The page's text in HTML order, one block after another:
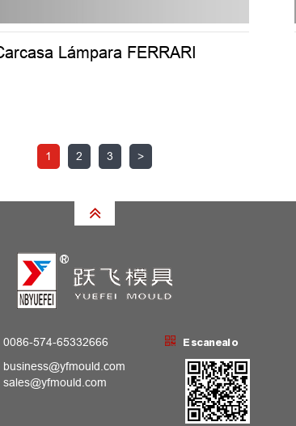
Lámpara FERRARI
1 2 3 >
0086-574-65332666
business@yfmould.com
sales@yfmould.com
Escanealo